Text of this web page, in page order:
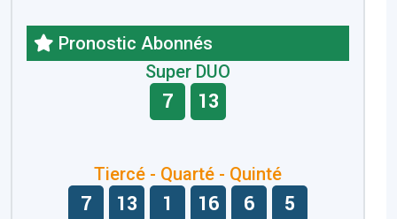
Pronostic Abonnés
Super DUO
7 13
Tiercé - Quarté - Quinté
7 13 1 16 6 5